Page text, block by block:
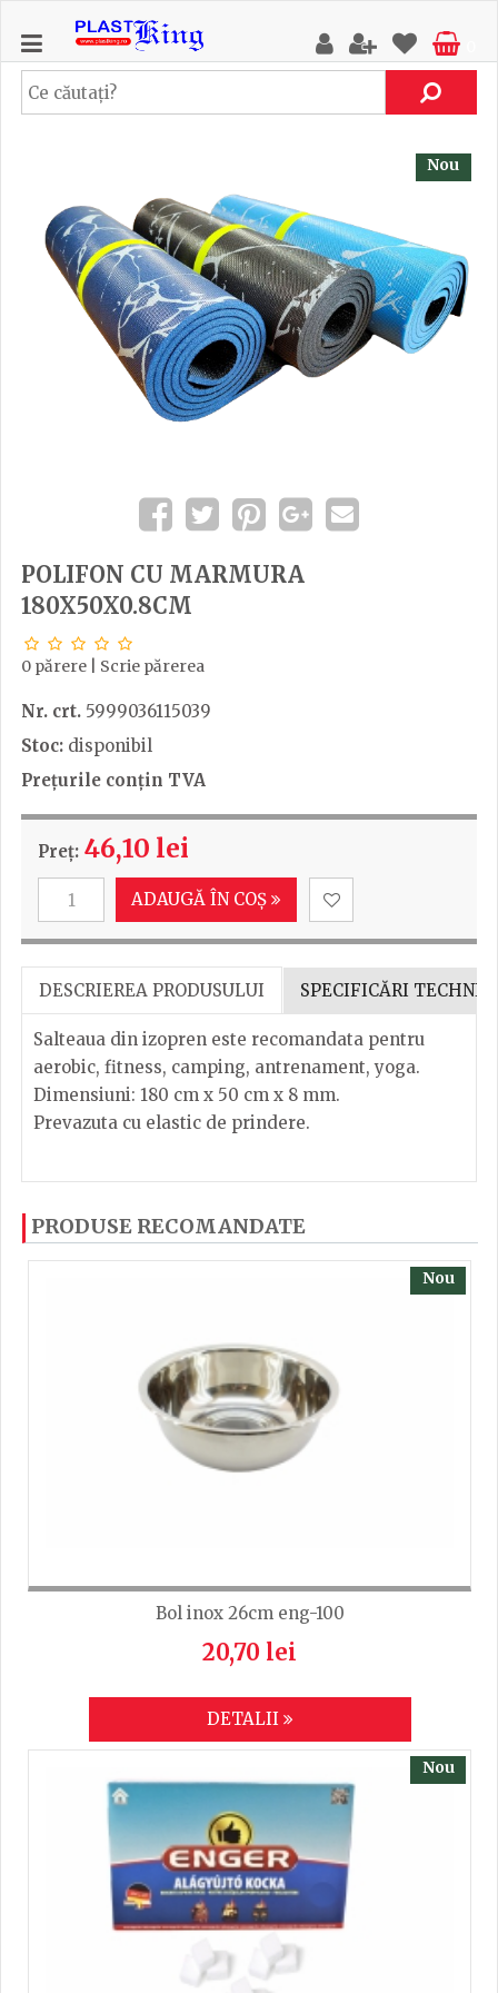
Nou
POLIFON CU MARMURA
180X50X0.8CM
0 părere Scrie părerea
Nr. crt. 5999036115039
Stoc: disponibil
Prețurile conțin TVA
Preț: 46,10 lei
ADAUGĂ ÎN COȘ
DESCRIEREA PRODUSULUI SPECIFICĂRI
Salteaua din izopren este recomandata pentru
aerobic, fitness, camping, antrenament, yoga.
Dimensiuni: 180 cm x 50 cm x 8 mm.
Prevazuta cu elastic de prindere.
cu ajutorul steluțelor, și scrieți părerea dvs. Pentru
a putea să scrieți părerea trebuie să fiți înregistrat.
PRODUSE RECOMANDATE
Nou
Bol inox 26cm eng-100
20,70 lei
DETALII
Nou